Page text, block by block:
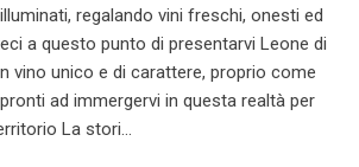
regalando vini freschi, onesti ed
a questo punto di presentarvi Leone di
vino unico e di carattere, proprio come
ad immergervi in questa realtà per
La stori...